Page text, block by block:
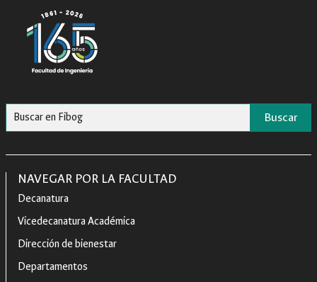
Buscar
NAVEGAR POR LA FACULTAD
Decanatura
Vicedecanatura Académica
Dirección de bienestar
Departamentos